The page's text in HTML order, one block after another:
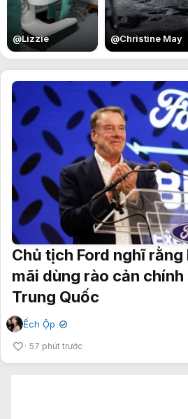
@Lizzie @Christine May
Chủ tịch Ford nghĩ
mãi dùng rào cản
Trung Quốc
Ếch Ộp ✔
57 phút trước